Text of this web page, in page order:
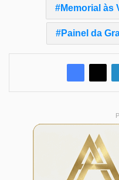
Memorial às
Painel da